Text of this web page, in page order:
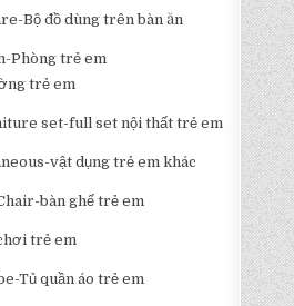
Bộ đồ dùng trên bàn ăn
Phòng trẻ em
trẻ em
set-full set nội thất trẻ em
vật dụng trẻ em khác
bàn ghế trẻ em
trẻ em
Tủ quần áo trẻ em